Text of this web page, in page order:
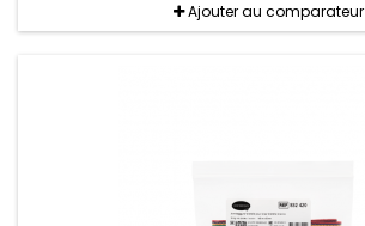
Ajouter au comparateur